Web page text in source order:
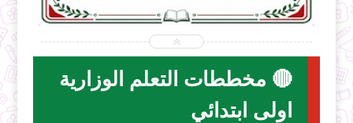
2026-08-06
ecoledz.net
2026-07-31
ecoledz.net
🔴 مخططات التعلم الوزارية
اولى ابتدائي